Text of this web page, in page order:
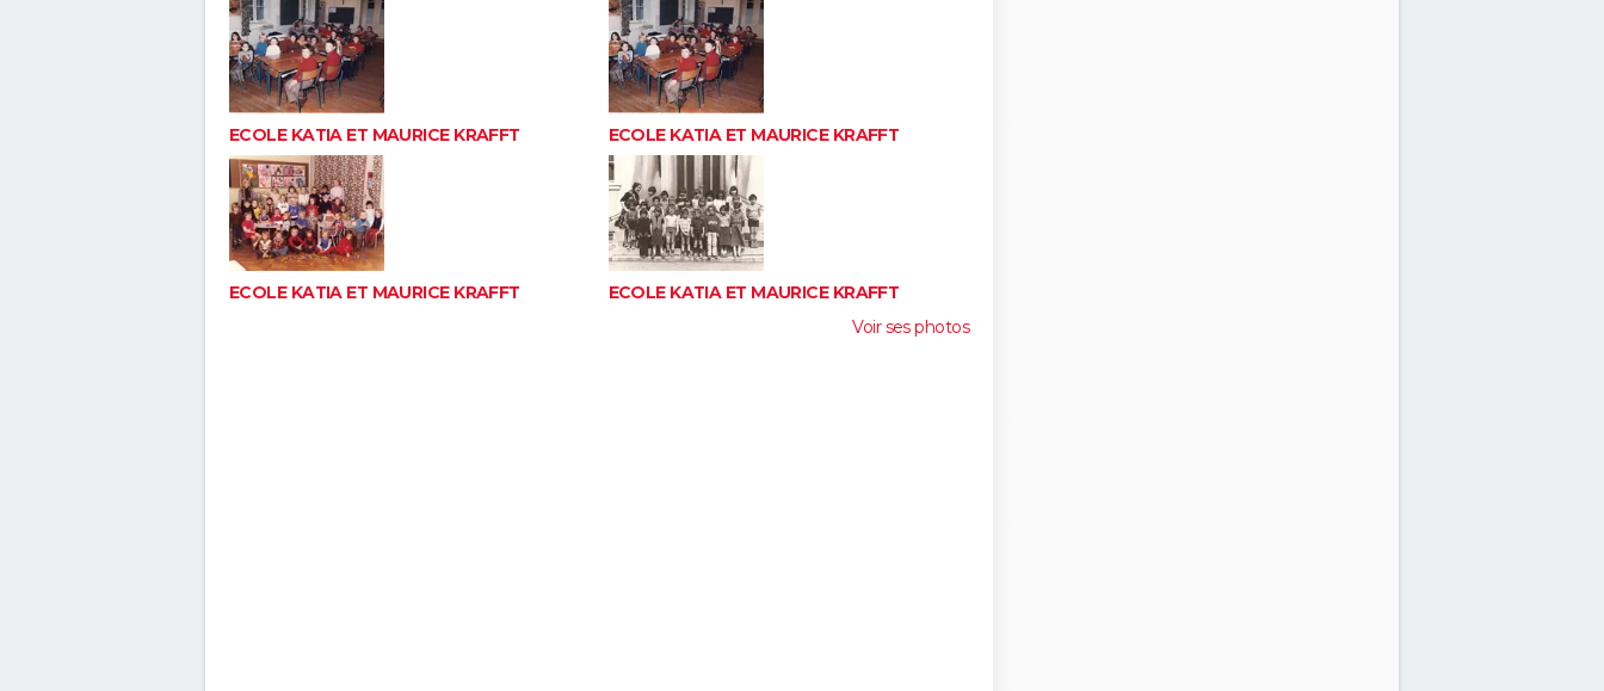
ECOLE KATIA ET MAURICE KRAFFT ECOLE KATIA ET MAURICE KRAFFT
ECOLE KATIA ET MAURICE KRAFFT
ECOLE KATIA ET MAURICE KRAFFT
Voir ses photos